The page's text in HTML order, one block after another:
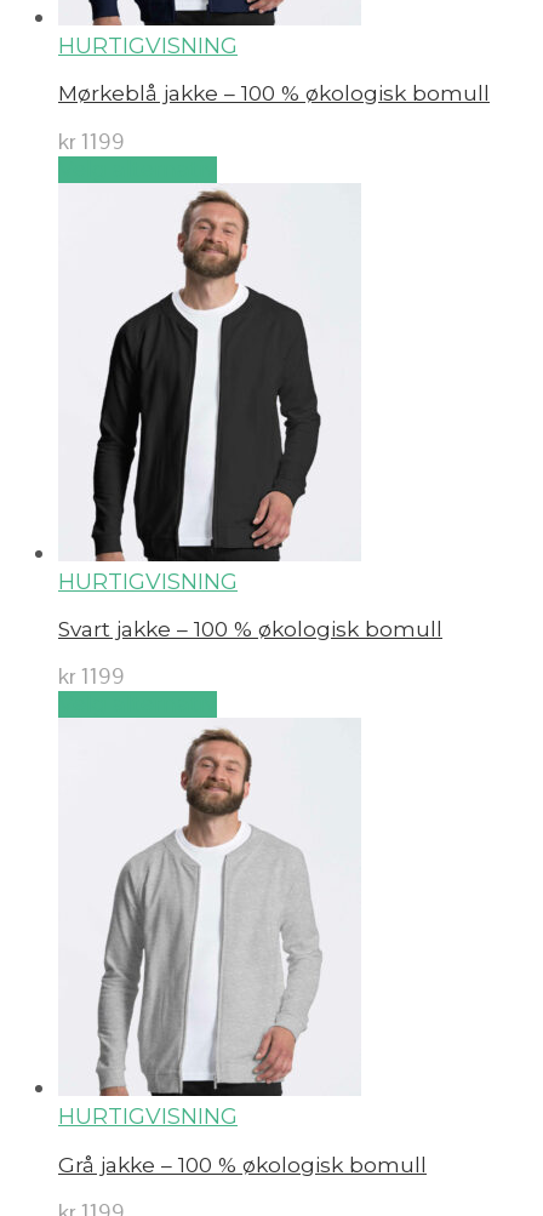
HURTIGVISNING
Mørkeblå jakke – 100 % økologisk bomull
kr 1199
HURTIGVISNING
Svart jakke – 100 % økologisk bomull
kr 1199
HURTIGVISNING
Grå jakke – 100 % økologisk bomull